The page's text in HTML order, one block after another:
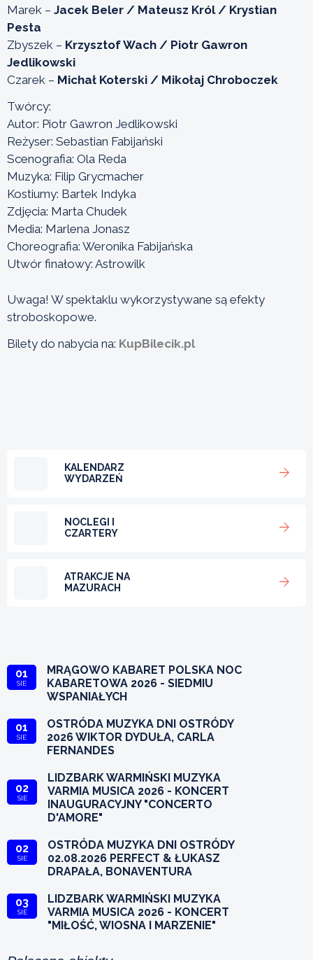
Marek – Jacek Beler / Mateusz Król / Krystian
Pesta
Zbyszek – Krzysztof Wach / Piotr Gawron
Jedlikowski
Czarek – Michał Koterski / Mikołaj Chroboczek
Twórcy:
Autor: Piotr Gawron Jedlikowski
Reżyser: Sebastian Fabijański
Scenografia: Ola Reda
Muzyka: Filip Grycmacher
Kostiumy: Bartek Indyka
Zdjęcia: Marta Chudek
Media: Marlena Jonasz
Choreografia: Weronika Fabijańska
Utwór finałowy: Astrowilk
Uwaga! W spektaklu wykorzystywane są efekty
stroboskopowe.
Bilety do nabycia na: KupBilecik.pl
KALENDARZ
WYDARZEŃ
NOCLEGI I
CZARTERY
ATRAKCJE NA
MAZURACH
01
SIE
MRĄGOWO KABARET POLSKA NOC
KABARETOWA 2026 - SIEDMIU
WSPANIAŁYCH
01
SIE
OSTRÓDA MUZYKA DNI OSTRÓDY
2026 WIKTOR DYDUŁA, CARLA
FERNANDES
02
SIE
LIDZBARK WARMIŃSKI MUZYKA
VARMIA MUSICA 2026 - KONCERT
INAUGURACYJNY "CONCERTO
D'AMORE"
02
SIE
OSTRÓDA MUZYKA DNI OSTRÓDY
02.08.2026 PERFECT & ŁUKASZ
DRAPAŁA, BONAVENTURA
03
SIE
LIDZBARK WARMIŃSKI MUZYKA
VARMIA MUSICA 2026 - KONCERT
"MIŁOŚĆ, WIOSNA I MARZENIE"